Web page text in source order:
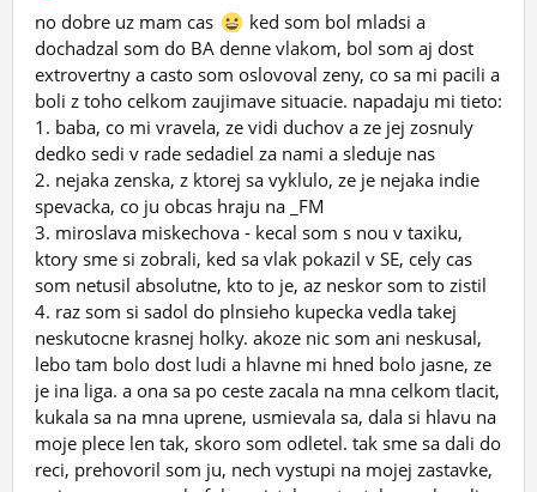
no dobre uz mam cas
ked som bol mladsi a
dochadzal som do BA denne vlakom, bol som aj dost
extrovertny a casto som oslovoval zeny, co sa mi pacili a
boli z toho celkom zaujimave situacie. napadaju mi tieto:
1. baba, co mi vravela, ze vidi duchov a ze jej zosnuly
dedko sedi v rade sedadiel za nami a sleduje nas
2. nejaka zenska, z ktorej sa vyklulo, ze je nejaka indie
spevacka, co ju obcas hraju na _FM
3. miroslava miskechova - kecal som s nou v taxiku,
ktory sme si zobrali, ked sa vlak pokazil v SE, cely cas
som netusil absolutne, kto to je, az neskor som to zistil
4. raz som si sadol do plnsieho kupecka vedla takej
neskutocne krasnej holky. akoze nic som ani neskusal,
lebo tam bolo dost ludi a hlavne mi hned bolo jasne, ze
je ina liga. a ona sa po ceste zacala na mna celkom tlacit,
kukala sa na mna uprene, usmievala sa, dala si hlavu na
moje plece len tak, skoro som odletel. tak sme sa dali do
reci, prehovoril som ju, nech vystupi na mojej zastavke,